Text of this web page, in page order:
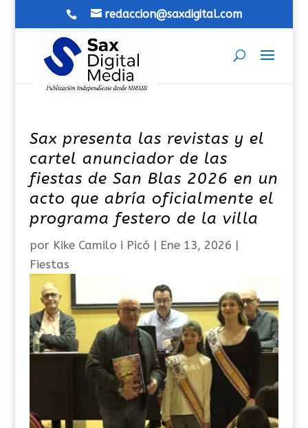
redaccion@saxdigital.com
Sax presenta las revistas y el
cartel anunciador de las
fiestas de San Blas 2026 en un
acto que abría oficialmente el
programa festero de la villa
por Kike Camilo i Picó | Ene 13, 2026 |
Fiestas